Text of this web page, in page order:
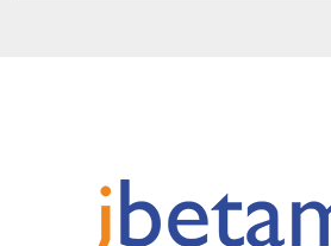
Intervento rapido in
Garantiamo: